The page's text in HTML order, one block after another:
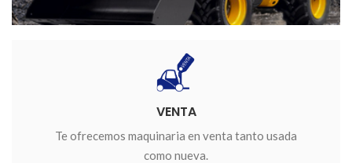
VENTA
Te ofrecemos maquinaria en venta tanto usada
como nueva.